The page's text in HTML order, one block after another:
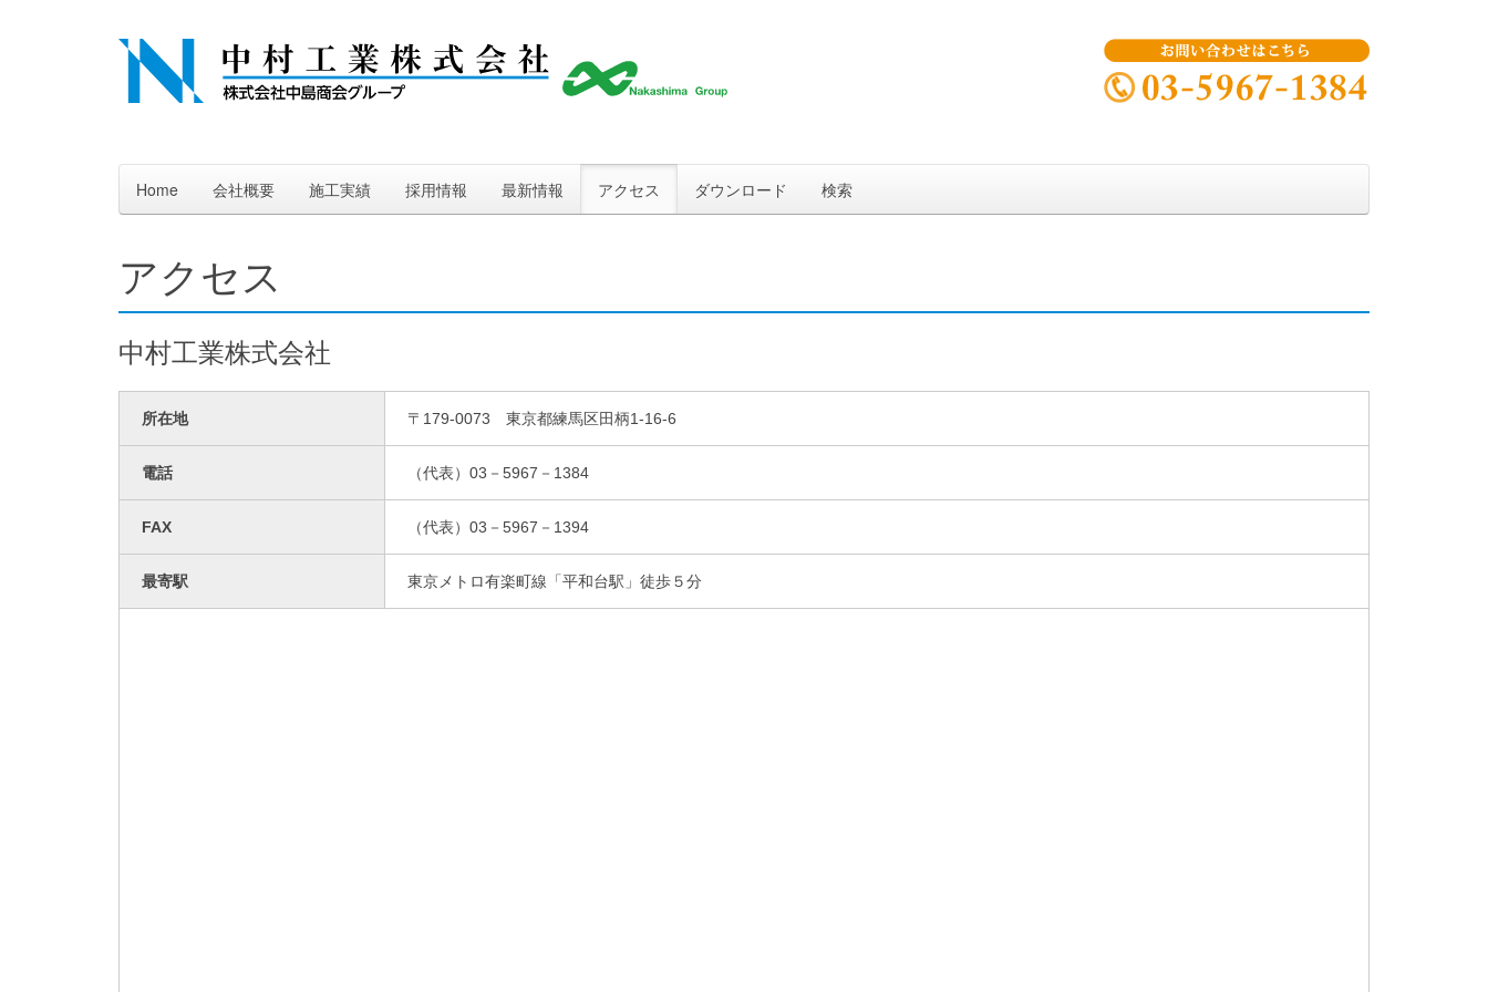
Home 会社概要 施工実績 採用情報 最新情報 アクセス ダウンロード 検索
アクセス
中村工業株式会社
所在地 〒179-0073 東京都練馬区田柄1-16-6
電話 （代表）03－5967－1384
FAX （代表）03－5967－1394
最寄駅 東京メトロ有楽町線「平和台駅」徒歩５分